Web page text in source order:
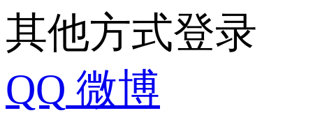
其他方式登录
QQ 微博